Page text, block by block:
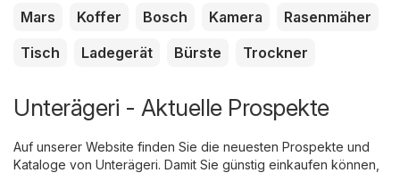
Mars Koffer Bosch Kamera
Rasenmäher
Tisch
Ladegerät Bürste Trockner
Unterägeri - Aktuelle Prospekte
Auf unserer Website finden Sie die neuesten Prospekte und
Kataloge von Unterägeri. Damit Sie günstig einkaufen können,